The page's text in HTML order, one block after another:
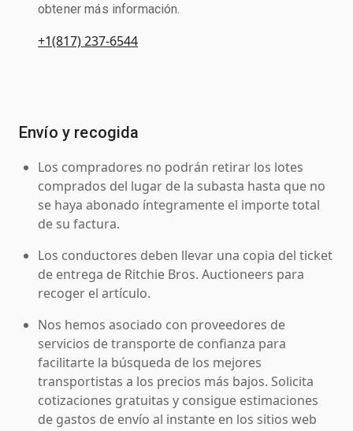
obtener más información.
+1(817) 237-6544
Envío y recogida
Los compradores no podrán retirar los lotes
comprados del lugar de la subasta hasta que no
se haya abonado íntegramente el importe total
de su factura.
Los conductores deben llevar una copia del ticket
de entrega de Ritchie Bros. Auctioneers para
recoger el artículo.
Nos hemos asociado con proveedores de
servicios de transporte de confianza para
facilitarte la búsqueda de los mejores
transportistas a los precios más bajos. Solicita
cotizaciones gratuitas y consigue estimaciones
de gastos de envío al instante en los sitios web